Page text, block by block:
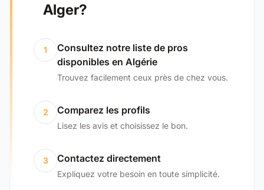
Alger?
1
Consultez notre liste de pros
disponibles en Algérie
Trouvez facilement ceux près de chez vous.
2 Comparez les profils
Lisez les avis et choisissez le bon.
3 Contactez directement
Expliquez votre besoin en toute simplicité.